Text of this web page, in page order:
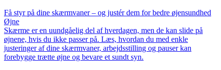
Få styr på dine skærmvaner – og justér dem for bedre øjensundhed
Øjne
Skærme er en uundgåelig del af hverdagen, men de kan slide på
øjnene, hvis du ikke passer på. Læs, hvordan du med enkle
justeringer af dine skærmvaner, arbejdsstilling og pauser kan
forebygge trætte øjne og bevare et sundt syn.